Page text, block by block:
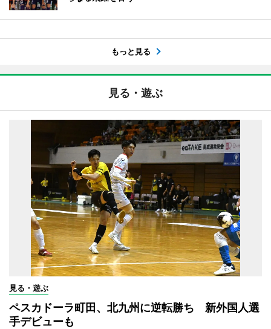
もっと見る
見る・遊ぶ
見る・遊ぶ
ペスカドーラ町田、北九州に逆転勝ち 新外国人選
手デビューも